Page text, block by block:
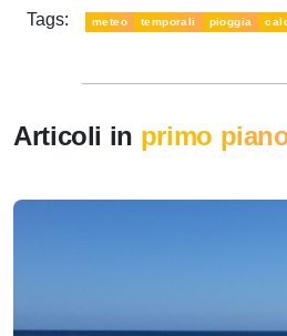
Tags: meteo temporali pioggia
Articoli in primo